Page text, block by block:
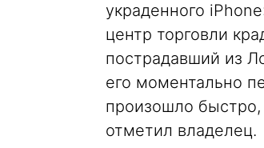
украденного
центр торговли
пострадавший из
его моментально
произошло
отметил владелец.